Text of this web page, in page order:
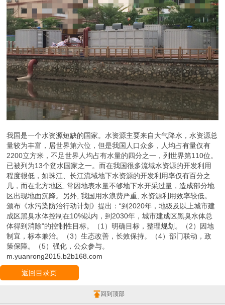
我国是一个水资源短缺的国家。水资源主要来自大气降水，水资源总
量较为丰富，居世界第六位，但是我国人口众多，人均占有量仅有
2200立方米，不足世界人均占有水量的四分之一，列世界第110位。
已被列为13个贫水国家之一。而在我国很多流域水资源的开发利用
程度很低，如珠江、长江流域地下水资源的开发利用率仅有百分之
几，而在北方地区, 常因地表水量不够地下水开采过量，造成部分地
区出现地面沉降。另外, 我国用水浪费严重, 水资源利用效率较低。
颁布《水污染防治行动计划》提出：“到2020年，地级及以上城市建
成区黑臭水体控制在10%以内，到2030年，城市建成区黑臭水体总
体得到消除”的控制性目标。（1）明确目标，整理规划。（2）因地
制宜，标本兼治。（3）生态改善，长效保持。（4）部门联动，政
策保障。（5）强化，公众参与。
m.yuanrong2015.b2b168.com
返回目录页
回到顶部